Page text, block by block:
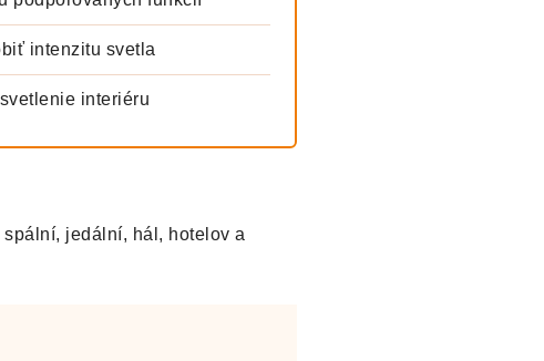
intenzitu svetla
interiéru
jedální, hál, hotelov a